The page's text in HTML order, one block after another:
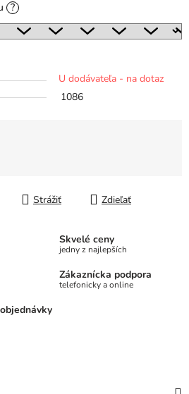
?
U dodávateľa - na dotaz
1086
Strážiť Zdieľať
Skvelé ceny
jedny z najlepších
Zákaznícka podpora
telefonicky a online